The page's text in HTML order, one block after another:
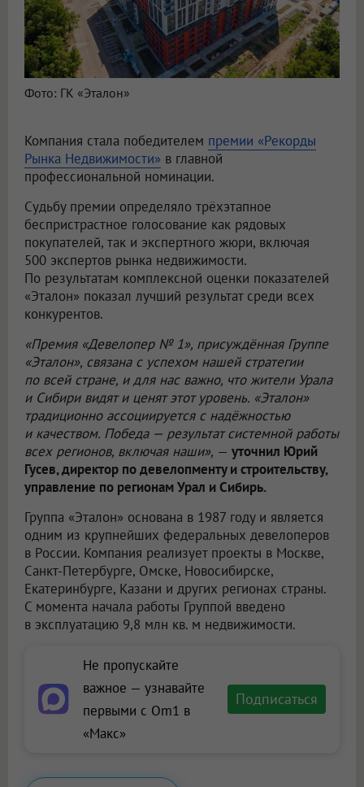
Фото: ГК «Эталон»
Компания стала победителем премии «Рекорды
Рынка Недвижимости» в главной
профессиональной номинации.
Судьбу премии определяло трёхэтапное
беспристрастное голосование как рядовых
покупателей, так и экспертного жюри, включая
500 экспертов рынка недвижимости.
По результатам комплексной оценки показателей
«Эталон» показал лучший результат среди всех
конкурентов.
«Премия «Девелопер № 1», присуждённая Группе
«Эталон», связана с успехом нашей стратегии
по всей стране, и для нас важно, что жители Урала
и Сибири видят и ценят этот уровень. «Эталон»
традиционно ассоциируется с надёжностью
и качеством. Победа — результат системной работы
всех регионов, включая наши», — уточнил Юрий
Гусев, директор по девелопменту и строительству,
управление по регионам Урал и Сибирь.
Группа «Эталон» основана в 1987 году и является
одним из крупнейших федеральных девелоперов
в России. Компания реализует проекты в Москве,
Санкт-Петербурге, Омске, Новосибирске,
Екатеринбурге, Казани и других регионах страны.
С момента начала работы Группой введено
в эксплуатацию 9,8 млн кв. м недвижимости.
Не пропускайте
важное — узнавайте
первыми с Om1 в
«Макс»
Подписаться